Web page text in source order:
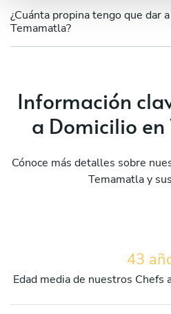
¿Cuánta propina tengo que dar
Temamatla?
Información
a Domicilio
Cónoce más detalles sobre
Temamatla y
43
Edad media de nuestros Chefs